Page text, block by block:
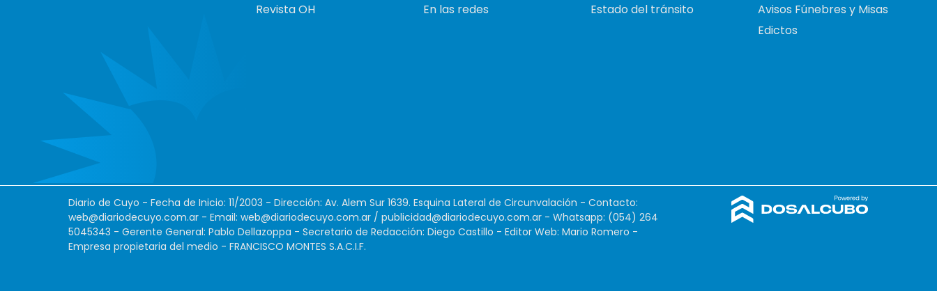
Revista OH
En las redes
Estado del tránsito
Avisos Fúnebres y Misas
Edictos
Diario de Cuyo - Fecha de Inicio: 11/2003 - Dirección: Av. Alem Sur 1639. Esquina Lateral de Circunvalación - Contacto:
web@diariodecuyo.com.ar - Email: web@diariodecuyo.com.ar / publicidad@diariodecuyo.com.ar - Whatsapp: (054) 264
5045343 - Gerente General: Pablo Dellazoppa - Secretario de Redacción: Diego Castillo - Editor Web: Mario Romero -
Empresa propietaria del medio - FRANCISCO MONTES S.A.C.I.F.